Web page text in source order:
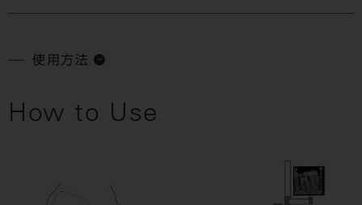
使用方法
How to Use